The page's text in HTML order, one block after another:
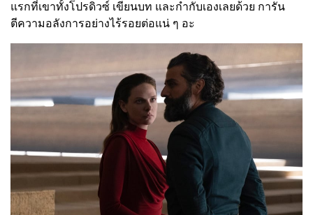
แรกที่เขาทั้งโปรดิวซ์ เขียนบท และกำกับเองเลยด้วย การัน
ตีความอลังการอย่างไร้รอยต่อแน่ ๆ อะ